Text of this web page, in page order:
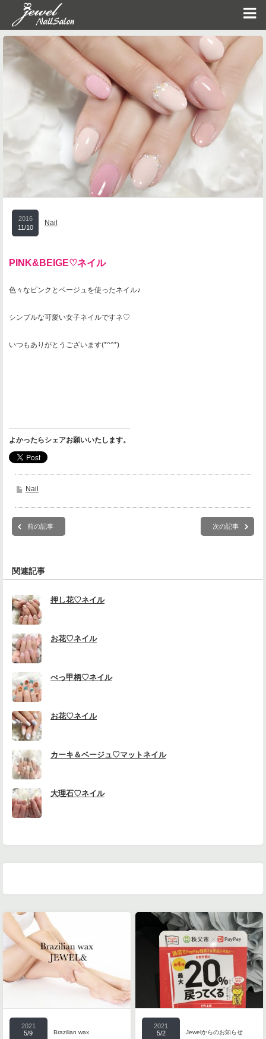
2016
11/10
Nail
PINK&BEIGE♡ネイル
色々なピンクとベージュを使ったネイル♪
シンプルな可愛い女子ネイルですネ♡
いつもありがとうございます(*^^*)
よかったらシェアお願いいたします。
Nail
前の記事 次の記事
関連記事
押し花♡ネイル
お花♡ネイル
べっ甲柄♡ネイル
お花♡ネイル
カーキ＆ベージュ♡マットネイル
大理石♡ネイル
2021
5/9
Brazilian wax
2021
5/2
Jewelからのお知らせ